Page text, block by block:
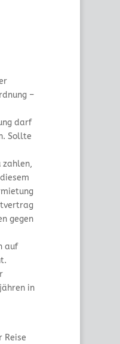
–
darf
Sollte
zahlen,
gegen
auf
in
Reise